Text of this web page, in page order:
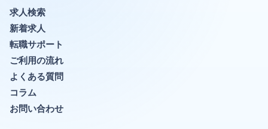
求人検索
新着求人
転職サポート
ご利用の流れ
よくある質問
コラム
お問い合わせ